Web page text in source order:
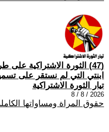
(47) الثورة الاشتراكية
ابنتي التي لم نستقر على
تيار الثورة الاشتراكية
2026 / 8 / 8
حقوق المراة ومساواتها